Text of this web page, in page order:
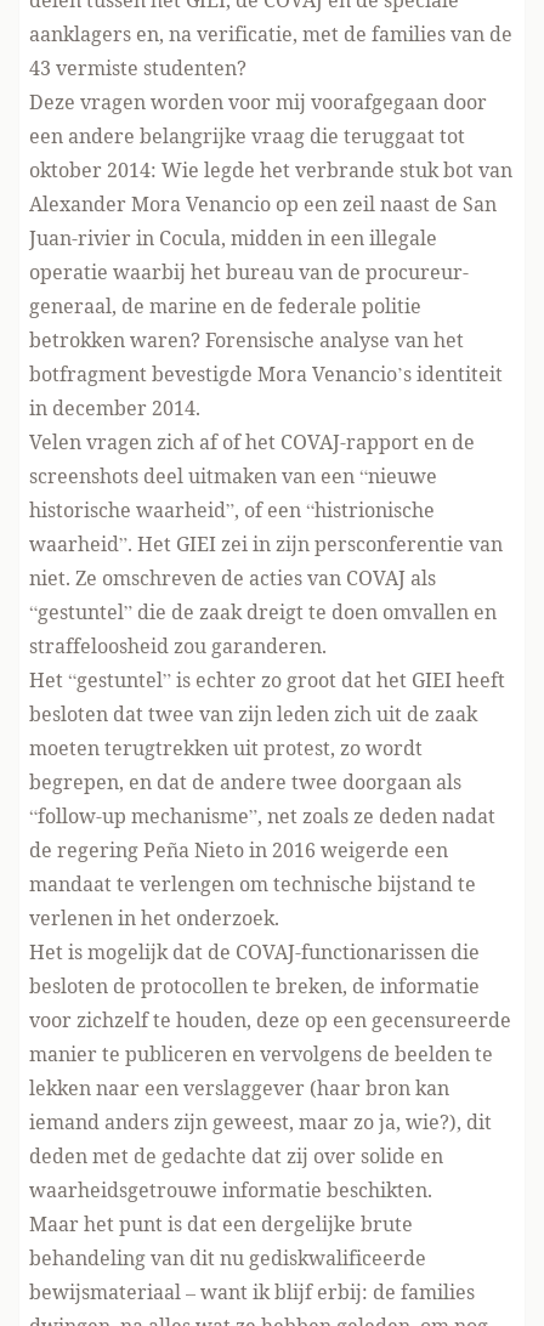
aanklagers en, na verificatie, met de families van de
43 vermiste studenten?
Deze vragen worden voor mij voorafgegaan door
een andere belangrijke vraag die teruggaat tot
oktober 2014: Wie legde het verbrande stuk bot van
Alexander Mora Venancio op een zeil naast de San
Juan-rivier in Cocula, midden in een illegale
operatie waarbij het bureau van de procureur-
generaal, de marine en de federale politie
betrokken waren? Forensische analyse van het
botfragmentbevestigde Mora Venancio’s identiteit
in december 2014.
Velen vragen zich af of het COVAJ-rapport en de
screenshots deel uitmaken van een “nieuwe
historische waarheid”, of een “histrionische
waarheid”. Het GIEI zei in zijn persconferentie van
niet. Ze omschreven de acties van COVAJ als
“gestuntel” die de zaak dreigt te doen omvallen en
straffeloosheid zou garanderen.
Het “gestuntel” is echter zo groot dat het GIEI heeft
besloten dat twee van zijn leden zich uit de zaak
moeten terugtrekken uit protest, zo wordt
begrepen, en dat de andere twee doorgaan als
“follow-up mechanisme”, net zoals ze deden nadat
de regering Peña Nieto in 2016 weigerde een
mandaat te verlengen om technische bijstand te
verlenen in het onderzoek.
Het is mogelijk dat de COVAJ-functionarissen die
besloten de protocollen te breken, de informatie
voor zichzelf te houden, deze op een gecensureerde
manier te publiceren en vervolgens de beelden te
lekken naar een verslaggever (haar bron kan
iemand anders zijn geweest, maar zo ja, wie?), dit
deden met de gedachte dat zij over solide en
waarheidsgetrouwe informatie beschikten.
Maar het punt is dat een dergelijke brute
behandeling van dit nu gediskwalificeerde
bewijsmateriaal – want ik blijf erbij: de families